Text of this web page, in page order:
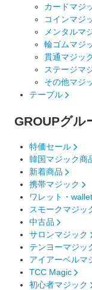
カードマジ
コインマジ
メンタルマ
輪ゴムマジ
貫通マジッ
ステージマ
その他マジ
テーブル
GROUPグル
特価セール
韓国マジック商
新着商品
携帯マジック
ワレット・
スモークマジ
中古品
サロンマジック
テンヨーマジッ
アイアーベルマ
TCC Magic
初心者マジック